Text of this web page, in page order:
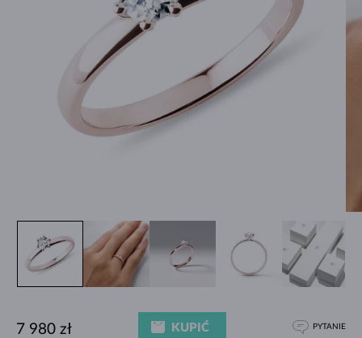
7 980 zł KUPIĆ PYTANIE